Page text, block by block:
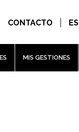
CONTACTO ES
MIS GESTIONES